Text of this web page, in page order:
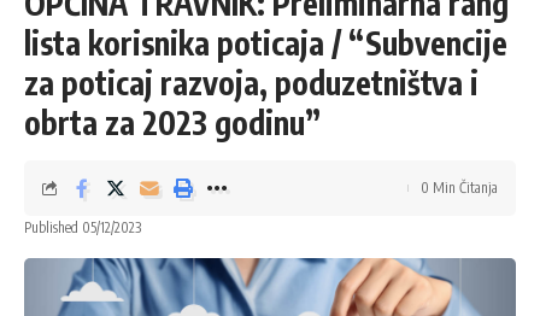
lista korisnika poticaja / “Subvencije
za poticaj razvoja, poduzetništva i
obrta za 2023 godinu”
Published 05/12/2023
0 Min Čitanja